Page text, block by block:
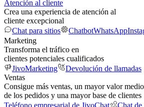
Atención al cliente
Crea una experiencia de atención al
cliente excepcional
Chat para sitios
ChatbotWhatsApp
Marketing
Transforma el tráfico en
clientes potenciales cualificados
JivoMarketing
Devolución de llamadas
Ventas
Consigue más ventas, un mayor valor medio
de los pedidos y una mayor base de clientes
Teléfono empresarial de JivoChat
Chat